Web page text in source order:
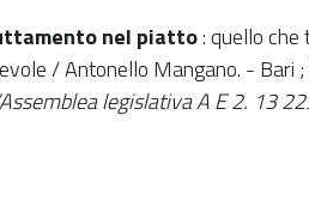
nel piatto: quello
/ Antonello Mangano. - Bari
legislativa AE 2. 13